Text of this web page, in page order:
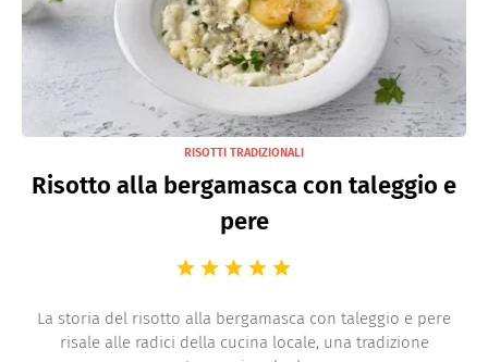
RISOTTI TRADIZIONALI
Risotto alla bergamasca con taleggio e
pere
La storia del risotto alla bergamasca con taleggio e pere
risale alle radici della cucina locale, una tradizione